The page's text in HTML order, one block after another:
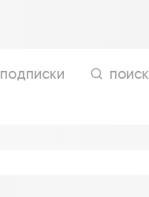
подписки поиск